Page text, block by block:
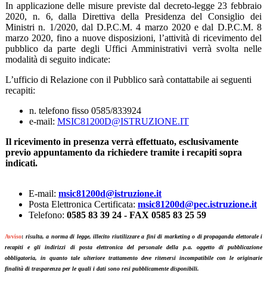
In applicazione delle misure previste dal decreto-legge 23 febbraio
2020, n. 6, dalla Direttiva della Presidenza del Consiglio dei
Ministri n. 1/2020, dal D.P.C.M. 4 marzo 2020 e dal D.P.C.M. 8
marzo 2020, fino a nuove disposizioni, l’attività di ricevimento del
pubblico da parte degli Uffici Amministrativi verrà svolta nelle
modalità di seguito indicate:
L’ufficio di Relazione con il Pubblico sarà contattabile ai seguenti
recapiti:
n. telefono fisso 0585/833924
e-mail: MSIC81200D@ISTRUZIONE.IT
Il ricevimento in presenza verrà effettuato, esclusivamente
previo appuntamento da richiedere tramite i recapiti sopra
indicati.
E-mail: msic81200d@istruzione.it
Posta Elettronica Certificata: msic81200d@pec.istruzione.it
Telefono: 0585 83 39 24 - FAX 0585 83 25 59
Avviso: risulta, a norma di legge, illecito riutilizzare a fini di marketing o di propaganda elettorale i
recapiti e gli indirizzi di posta elettronica del personale della p.a. oggetto di pubblicazione
obbligatoria, in quanto tale ulteriore trattamento deve ritenersi incompatibile con le originarie
finalità di trasparenza per le quali i dati sono resi pubblicamente disponibili.